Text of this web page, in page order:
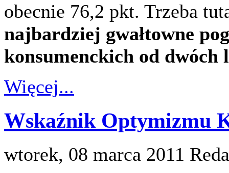
obecnie 76,2 pkt. Trzeba
najbardziej gwałtowne
konsumenckich od dwóch
Więcej...
Wskaźnik Optymizmu
wtorek, 08 marca 2011